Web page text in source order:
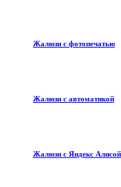
Жалюзи с фотопечатью
Жалюзи с автоматикой
Жалюзи с Яндекс Алисой